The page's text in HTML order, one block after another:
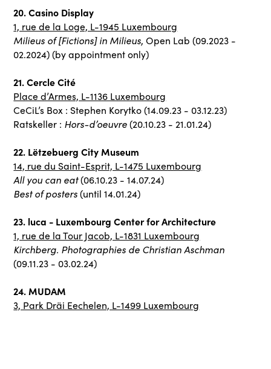
20. Casino Display
1, rue de la Loge, L-1945 Luxembourg
Milieus of [Fictions] in Milieus, Open Lab (09.2023 -
02.2024) (by appointment only)
21. Cercle Cité
Place d’Armes, L-1136 Luxembourg
CeCiL’s Box : Stephen Korytko (14.09.23 - 03.12.23)
Ratskeller : Hors-d’oeuvre(20.10.23 - 21.01.24)
22. Lëtzebuerg City Museum
14, rue du Saint-Esprit, L-1475 Luxembourg
All you can eat(06.10.23 - 14.07.24)
Best of posters(until 14.01.24)
23. luca - Luxembourg Center for Architecture
1, rue de la Tour Jacob, L-1831 Luxembourg
Kirchberg. Photographies de Christian Aschman
(09.11.23 - 03.02.24)
24. MUDAM
3, Park Dräi Eechelen, L-1499 Luxembourg